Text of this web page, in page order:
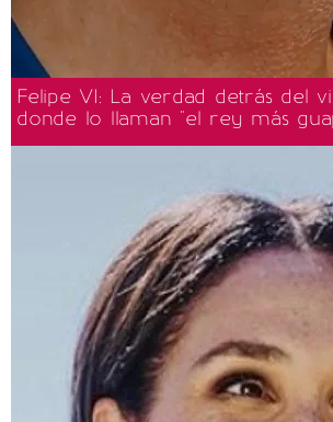
Felipe VI: La verdad detrás del
donde lo llaman "el rey más